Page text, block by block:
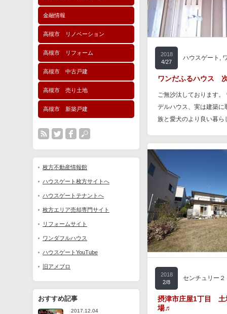
金融情報
高槻市 リノベーション
高槻市 リフォーム
高槻市 中古戸建
高槻市 売り土地
高槻市 新築戸建
枚方不動産情報館
ハウスゲート枚方サイトへ
ハウスゲートテナントへ
枚方エリア売却専門サイト
リフォームサイト
ワンダフルハウス
ハウスゲートYouTube
旧アメブロ
おすすめ記事
2017.12.04
2018
4/27
ハウスゲート ,
ワンだふるハウス
ご無沙汰しております
デルハウス、実は建築に
族と愛犬のより良い暮
2018
2/8
センチュリー
摂津市庄屋1丁目
場♬